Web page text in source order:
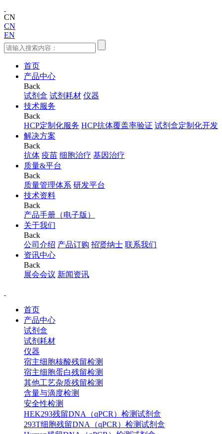
CN
CN
EN
首页
产品中心
Back
试剂盒 试剂耗材 仪器
技术服务
Back
HCP定制化服务 HCP抗体覆盖率验证 试剂盒定制化开发
解决方案
Back
抗体 疫苗 细胞治疗 基因治疗
质量&平台
Back
质量管理体系 研发平台
技术资料
Back
产品手册（电子版）
关于我们
Back
公司介绍 产品订购 招贤纳士 联系我们
资讯中心
Back
展会会议 新闻资讯
首页
产品中心
试剂盒
试剂耗材
仪器
宿主细胞核酸残留检测
宿主细胞蛋白残留检测
其他工艺杂质残留检测
含量与滴度检测
安全性检测
HEK293残留DNA（qPCR）检测试剂盒
293T细胞残留DNA（qPCR）检测试剂盒